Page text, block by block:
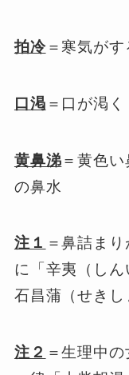
拍冷＝寒気がす
口渇 ＝口が渇
黄鼻涕＝黄色
の鼻水
注１ ＝鼻詰ま
に「辛夷（し
石昌蒲（せきし
注２ ＝生理中